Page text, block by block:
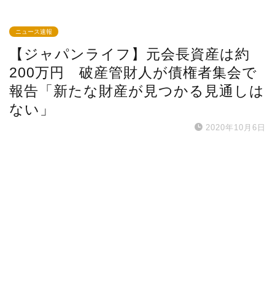
ニュース速報
【ジャパンライフ】元会長資産は約
200万円 破産管財人が債権者集会で
報告「新たな財産が見つかる見通しは
ない」
2020年10月6日